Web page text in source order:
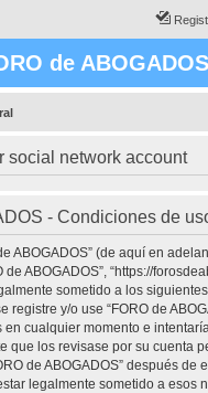
de ABOGADOS
social network account
- Condiciones de
ABOGADOS” (de aquí en
de ABOGADOS”, “https://
sometido a los
registre y/o use “FORO de
en cualquier momento e
que los revisase por su cuenta
de ABOGADOS” después de
legalmente sometido a esos